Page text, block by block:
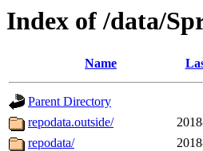
Index of /data/
Name
Parent Directory
repodata.outside/
repodata/